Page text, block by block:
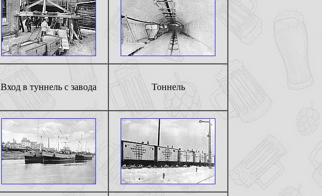
Вход в туннель с завода Тоннель